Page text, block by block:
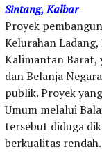
Sintang, Kalbar
Proyek
Kelurahan
Kalimantan Barat,
dan Belanja
publik. Proyek
Umum melalui
tersebut diduga
berkualitas rendah.